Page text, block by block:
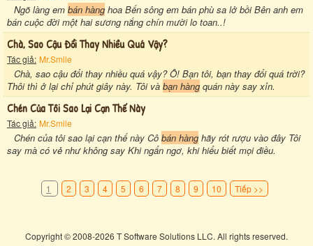
Ngõ làng em bán hàng hoa Bến sông em bán phù sa lở bồi Bên anh em
bán cuộc đời một hai sương nắng chín mười lo toan..!
Chà, Sao Cậu Đổi Thay Nhiều Quá Vậy?
Tác giả: Mr.Smile
Chà, sao cậu đổi thay nhiều quá vậy? Ô! Bạn tôi, bạn thay đổi quá trời?
Thôi thì ở lại chỉ phút giây này. Tôi và bạn hàng quán này say xỉn.
Chén Của Tôi Sao Lại Cạn Thế Này
Tác giả: Mr.Smile
Chén của tôi sao lại cạn thế này Cô bán hàng hãy rót rượu vào đây Tôi
say mà có vẻ như không say Khi ngẩn ngơ, khi hiểu biết mọi điều.
1 2 3 4 5 6 7 8 9 10 Tiếp >>
Copyright © 2008-2026 T Software Solutions LLC. All rights reserved.